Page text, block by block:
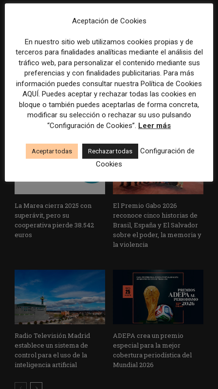
La Universidad CEU
Cardenal Herrera presenta
un informe con pautas para
informar sobre el suicidio
Paul Krugman alerta del
avance de los
multimillonarios sobre los
medios y las plataformas
La Marea cierra 2025 con
superávit, pero su
cooperativa pierde 38.542
euros
El Premio Gabo 2026
reconoce cinco historias de
Brasil, España y El Salvador
sobre el poder, la memoria y
la violencia
Radio Televisión Madrid
establece un sistema de
control para el uso de la
inteligencia artificial
ADEPA crea un premio
especial para la mejor
cobertura periodística del
Mundial 2026
Aceptación de Cookies
En nuestro sitio web utilizamos cookies propias y de
terceros para finalidades analíticas mediante el análisis del
tráfico web, para personalizar el contenido mediante sus
preferencias y con finalidades publicitarias. Para más
información puedes consultar nuestra Política de Cookies
AQUÍ. Puedes aceptar y rechazar todas las cookies en
bloque o también puedes aceptarlas de forma concreta,
modificar su selección o rechazar su uso pulsando
“Configuración de Cookies”. Leer más
Aceptar todas Rechazar todas
Configuración de
Cookies